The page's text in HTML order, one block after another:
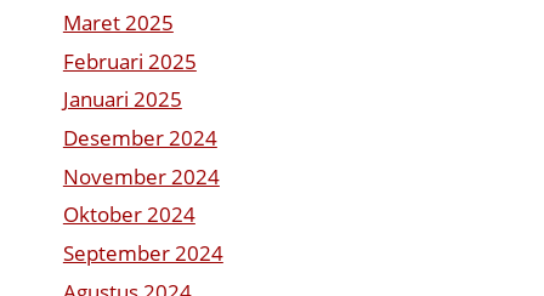
Maret 2025
Februari 2025
Januari 2025
Desember 2024
November 2024
Oktober 2024
September 2024